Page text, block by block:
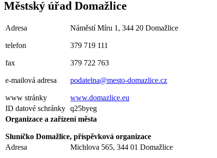
Městský úřad Domažlice
Adresa
telefon
fax
e-mailová adresa
www stránky
Náměstí Míru 1, 344 20 Domažlice
379 719 111
379 722 763
podatelna@mesto-domazlice.cz
www.domazlice.eu
ID datové schránky q25byeg
Organizace a zařízení města
Sluníčko Domažlice, příspěvková organizace
Adresa
Michlova 565, 344 01 Domažlice